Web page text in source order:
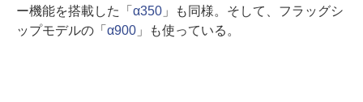
ー機能を搭載した「 α350」も同様。そして、フラッグシ
ップモデルの「 α900」も使っている。